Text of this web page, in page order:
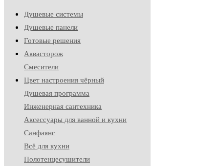
Душевые системы
Душевые панели
Готовые решения
Аквасторож
Смесители
Цвет настроения чёрный
Душевая программа
Инженерная сантехника
Аксессуары для ванной и кухни
Санфаянс
Всё для кухни
Полотенцесушители